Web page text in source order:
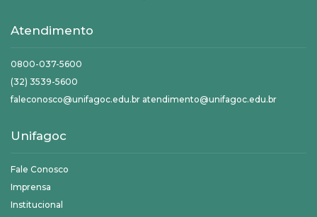
Atendimento
0800-037-5600
(32) 3539-5600
faleconosco@unifagoc.edu.br atendimento@unifagoc.edu.br
Unifagoc
Fale Conosco
Imprensa
Institucional